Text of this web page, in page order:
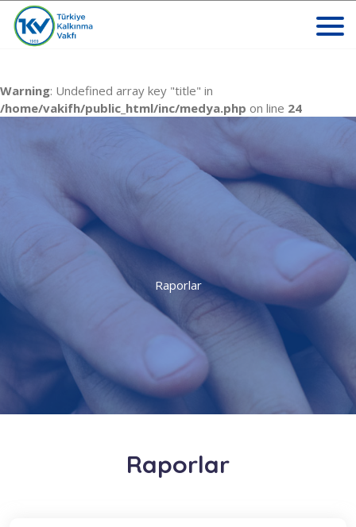
Warning: Undefined array key "title" in
/home/vakifh/public_html/inc/medya.php on line 24
Raporlar
Raporlar